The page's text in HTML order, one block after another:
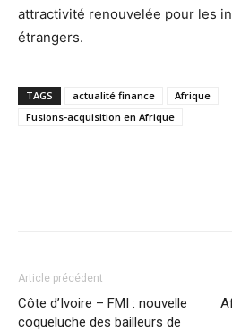
attractivité renouvelée pour les
étrangers.
TAGS actualité finance
Afrique
Fusions-acquisition en Afrique
Article précédent
Côte d’Ivoire – FMI : nouvelle
coqueluche des bailleurs de